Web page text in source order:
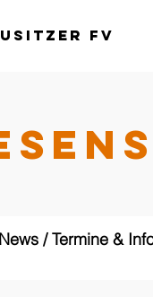
FV